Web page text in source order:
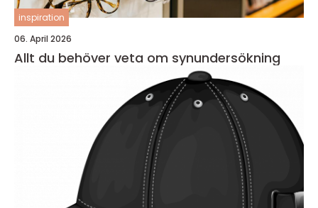
inspiration
06. April 2026
Allt du behöver veta om synundersökning